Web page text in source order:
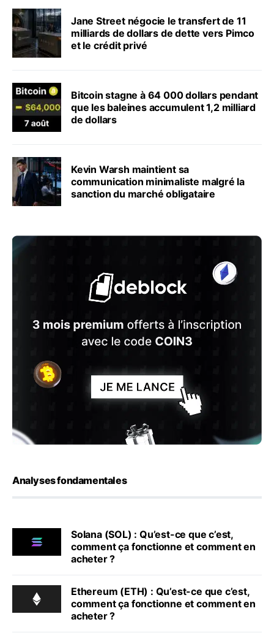
Jane Street négocie le transfert de 11
milliards de dollars de dette vers Pimco
et le crédit privé
Bitcoin stagne à 64 000 dollars pendant
que les baleines accumulent 1,2 milliard
de dollars
Kevin Warsh maintient sa
communication minimaliste malgré la
sanction du marché obligataire
Analyses fondamentales
Solana (SOL) : Qu’est-ce que c’est,
comment ça fonctionne et comment en
acheter ?
Ethereum (ETH) : Qu’est-ce que c’est,
comment ça fonctionne et comment en
acheter ?